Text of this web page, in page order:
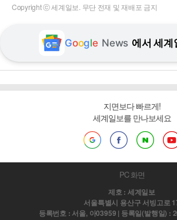
Copyright ⓒ 세계일보. 무단 전재 및 재배포 금지
Google News 에서 세계
지면보다 빠르게!
세계일보를 만나보세요
PC 화면
제호 : 세계일보
서울특별시 용산구 서빙고로
등록번호 : 서울, 아03959 | 등록일(발행일) :